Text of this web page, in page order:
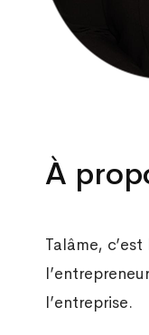
À
Talâme,
l’entreprise.